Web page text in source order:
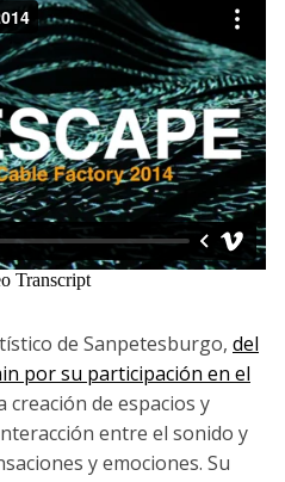
de Sanpetesburgo, del
por su participación en el
creación de espacios y
entre el sonido y
y emociones. Su